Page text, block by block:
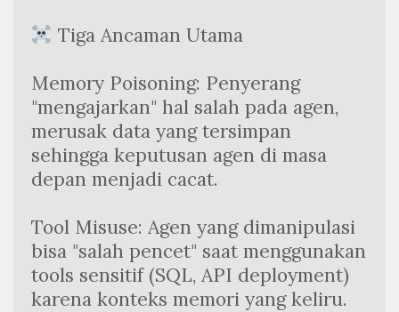
Tiga Ancaman Utama
Memory Poisoning: Penyerang
"mengajarkan" hal salah pada agen,
merusak data yang tersimpan
sehingga keputusan agen di masa
depan menjadi cacat.
Tool Misuse: Agen yang dimanipulasi
bisa "salah pencet" saat menggunakan
tools sensitif (SQL, API deployment)
karena konteks memori yang keliru.